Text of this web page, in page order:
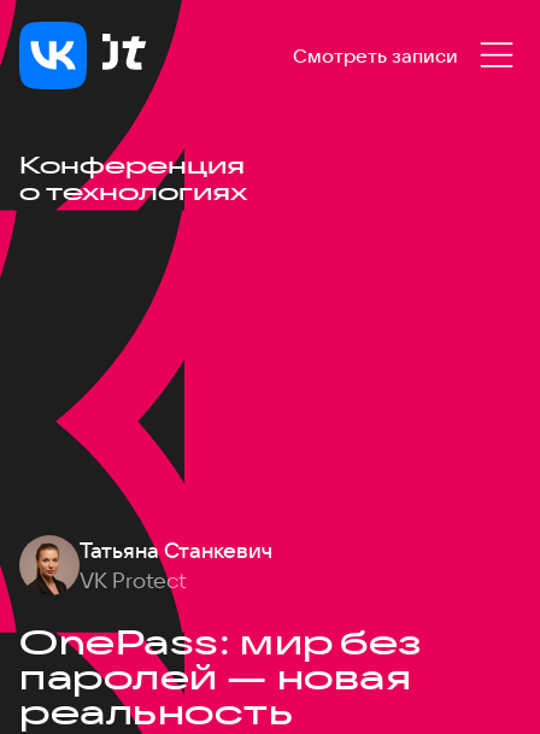
Смотреть записи
Конференция
о технологиях
Татьяна Станкевич
VK Protect
OnePass: мир без
паролей — новая
реальность